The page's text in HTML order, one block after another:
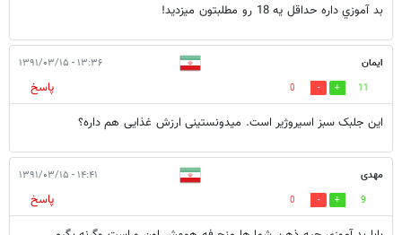
بد آموزي داره حداقل يه 18 رو مطلبتون ميزديد!
ایمان ۱۳:۳۶ - ۱۳۹۱/۰۳/۱۵
11
0
پاسخ
این جلبک سبز اسیروژیر است. میدونستینی ارزش غذایی هم داره؟
مهدی ۱۴:۴۱ - ۱۳۹۱/۰۳/۱۵
9
0
پاسخ